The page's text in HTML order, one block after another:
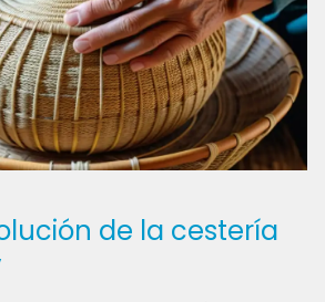
de la cestería